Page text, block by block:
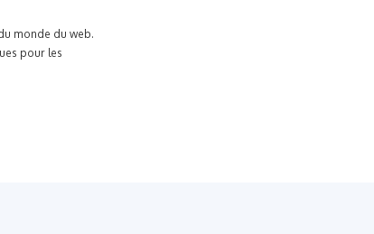
monde du web.
pour les